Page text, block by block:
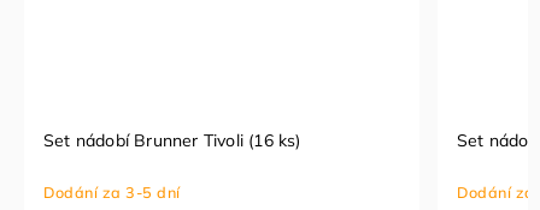
Set nádobí Brunner Tivoli (16 ks)
Dodání za 3-5 dní
Set
Dodání